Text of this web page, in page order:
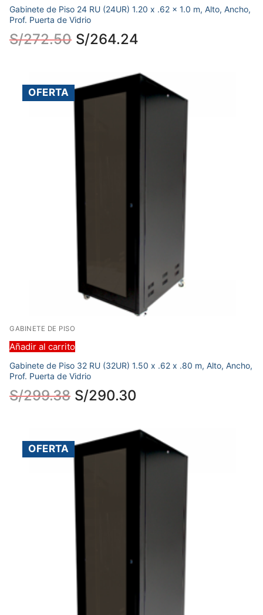
Gabinete de Piso 24 RU (24UR) 1.20 x .62 x 1.0 m, Alto, Ancho,
Prof. Puerta de Vidrio
S/272.50 S/264.24
OFERTA
GABINETE DE PISO
Añadir al carrito
Gabinete de Piso 32 RU (32UR) 1.50 x .62 x .80 m, Alto, Ancho,
Prof. Puerta de Vidrio
S/299.38 S/290.30
OFERTA